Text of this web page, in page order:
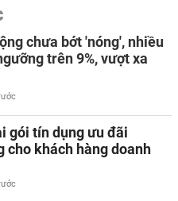
chưa bớt 'nóng', nhiều
trên 9%, vượt xa
gói tín dụng ưu đãi
cho khách hàng doanh